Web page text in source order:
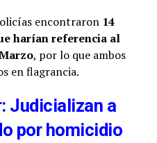
encontraron 14
harían referencia al
, por lo que ambos
en flagrancia.
Judicializan a
por homicidio